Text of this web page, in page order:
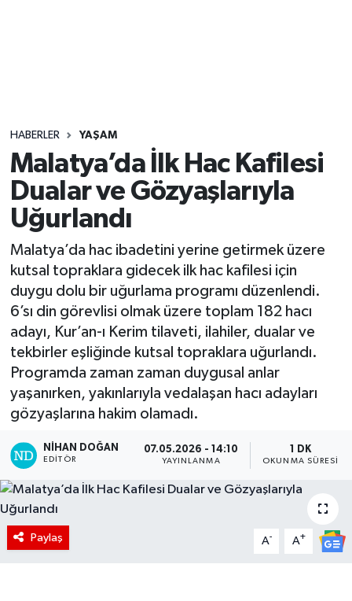
HABERLER YAŞAM
Malatya’da İlk Hac Kafilesi
Dualar ve Gözyaşlarıyla
Uğurlandı
Malatya’da hac ibadetini yerine getirmek üzere
kutsal topraklara gidecek ilk hac kafilesi için
duygu dolu bir uğurlama programı düzenlendi.
6’sı din görevlisi olmak üzere toplam 182 hacı
adayı, Kur’an-ı Kerim tilaveti, ilahiler, dualar ve
tekbirler eşliğinde kutsal topraklara uğurlandı.
Programda zaman zaman duygusal anlar
yaşanırken, yakınlarıyla vedalaşan hacı adayları
gözyaşlarına hakim olamadı.
NIHAN DOĞAN
EDITÖR
07.05.2026 - 14:10
YAYINLANMA
1 DK
OKUNMA SÜRESI
Paylaş A- A+
Yaşam